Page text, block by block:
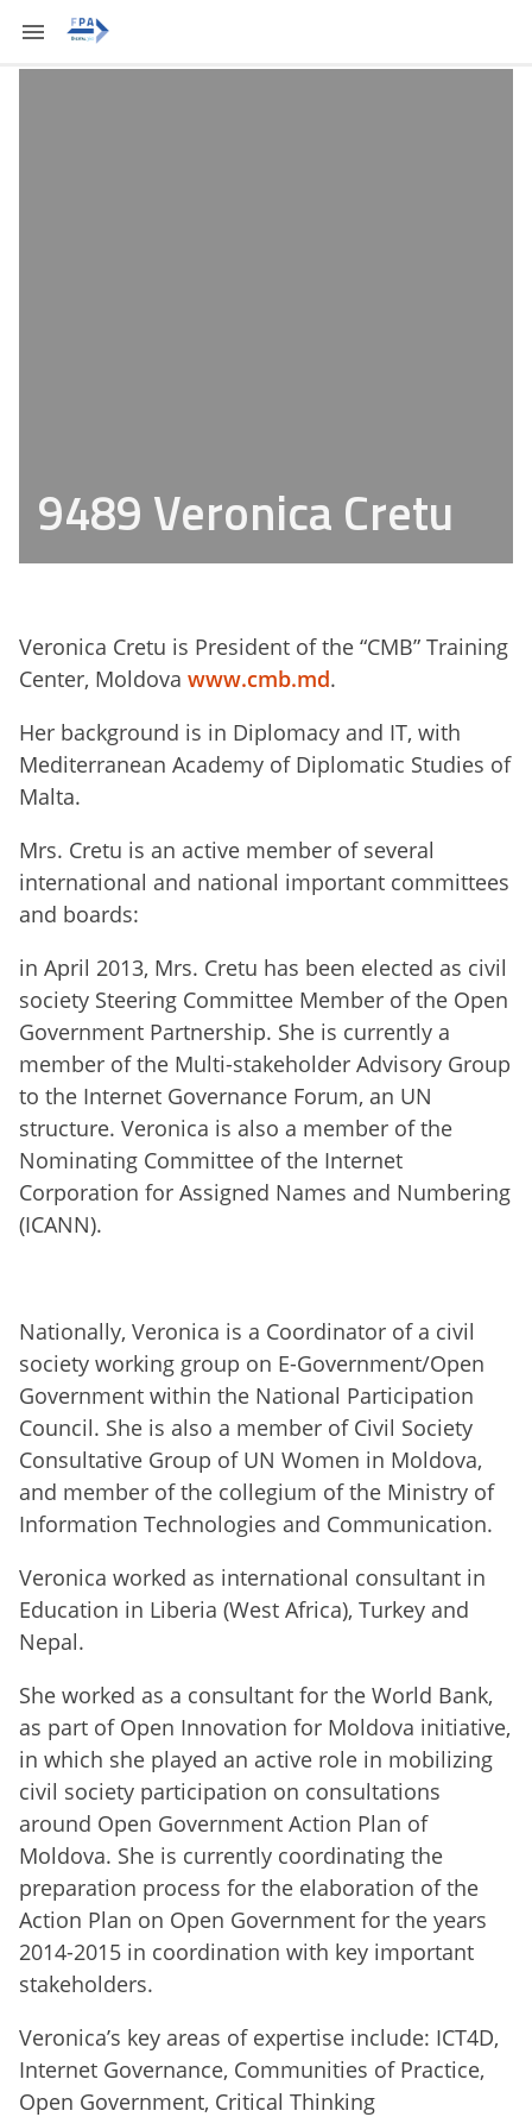
9489 Veronica Cretu
Veronica Cretu is President of the “CMB” Training
Center, Moldova www.cmb.md.
Her background is in Diplomacy and IT, with
Mediterranean Academy of Diplomatic Studies of
Malta.
Mrs. Cretu is an active member of several
international and national important committees
and boards:
in April 2013, Mrs. Cretu has been elected as civil
society Steering Committee Member of the Open
Government Partnership. She is currently a
member of the Multi-stakeholder Advisory Group
to the Internet Governance Forum, an UN
structure. Veronica is also a member of the
Nominating Committee of the Internet
Corporation for Assigned Names and Numbering
(ICANN).
Nationally, Veronica is a Coordinator of a civil
society working group on E-Government/Open
Government within the National Participation
Council. She is also a member of Civil Society
Consultative Group of UN Women in Moldova,
and member of the collegium of the Ministry of
Information Technologies and Communication.
Veronica worked as international consultant in
Education in Liberia (West Africa), Turkey and
Nepal.
She worked as a consultant for the World Bank,
as part of Open Innovation for Moldova initiative,
in which she played an active role in mobilizing
civil society participation on consultations
around Open Government Action Plan of
Moldova. She is currently coordinating the
preparation process for the elaboration of the
Action Plan on Open Government for the years
2014-2015 in coordination with key important
stakeholders.
Veronica’s key areas of expertise include: ICT4D,
Internet Governance, Communities of Practice,
Open Government, Critical Thinking